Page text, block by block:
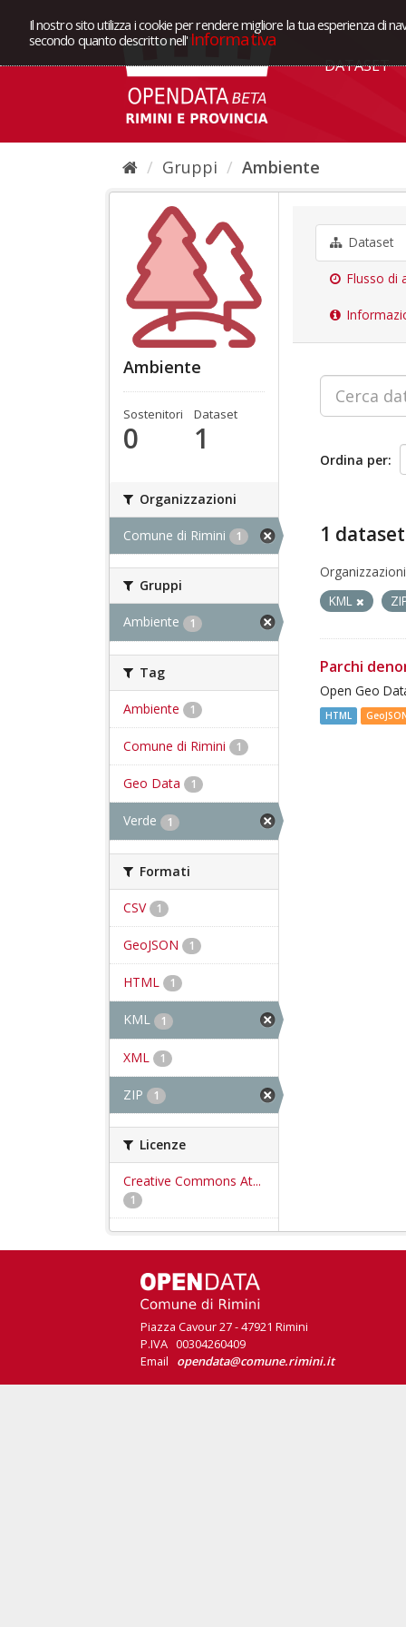
Il nostro sito utilizza i cookie per rendere migliore la tua esperienza di
secondo quanto descritto nell' Informativa
DATASET
Gruppi Ambiente
Ambiente
Sostenitori
0
Dataset
1
Organizzazioni
Comune di Rimini 1
Gruppi
Ambiente 1
Tag
Ambiente 1
Comune di Rimini 1
Geo Data 1
Verde 1
Formati
CSV 1
GeoJSON 1
HTML 1
KML 1
XML 1
ZIP 1
Licenze
Creative Commons At...
1
Dataset
Flusso di
Ordina per
1
KML
Parchi
Open Geo
HTML
Piazza Cavour 27 - 47921 Rimini
P.IVA 00304260409
Email opendata@comune.rimini.it